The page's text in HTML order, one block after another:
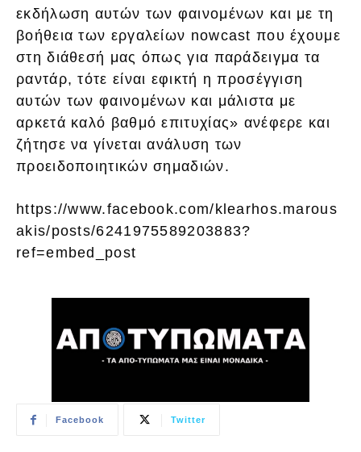
εκδήλωση αυτών των φαινομένων και με τη
βοήθεια των εργαλείων nowcast που έχουμε
στη διάθεσή μας όπως για παράδειγμα τα
ραντάρ, τότε είναι εφικτή η προσέγγιση
αυτών των φαινομένων και μάλιστα με
αρκετά καλό βαθμό επιτυχίας» ανέφερε και
ζήτησε να γίνεται ανάλυση των
προειδοποιητικών σημαδιών.
https://www.facebook.com/klearhos.marous
akis/posts/6241975589203883?
ref=embed_post
Facebook Twitter